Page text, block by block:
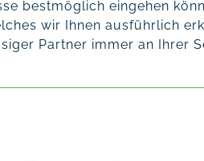
bestmöglich eingehen
wir Ihnen ausführlich
Partner immer an Ihrer